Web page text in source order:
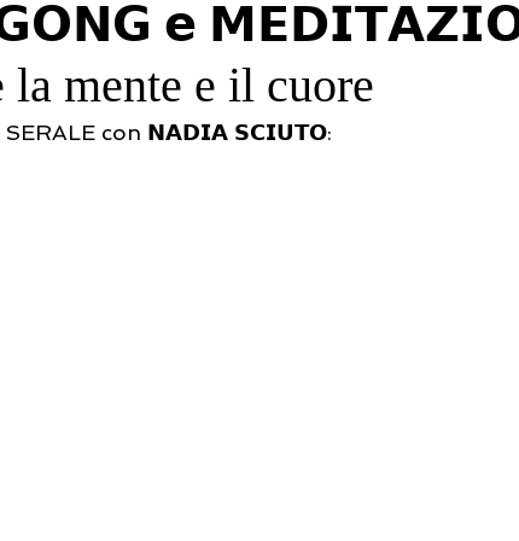
𝗚𝗢𝗡𝗚 𝗲
la mente e il cuore
SERALE con 𝗡𝗔𝗗𝗜𝗔 𝗦𝗖𝗜𝗨𝗧𝗢: